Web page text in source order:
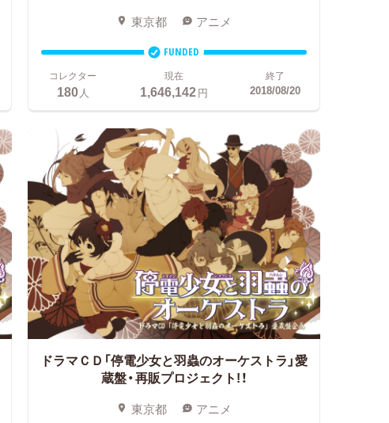
東京都 アニメ
FUNDED
コレクター
180人
現在
1,646,142円
終了
2018/08/20
ドラマＣＤ「停電少女と羽蟲のオーケストラ」愛
蔵盤・再販プロジェクト!！
東京都 アニメ